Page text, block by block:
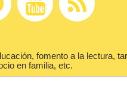
fomento a la lectura,
en familia, etc.